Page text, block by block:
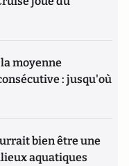
moyenne
: jusqu'où
bien être une
aquatiques